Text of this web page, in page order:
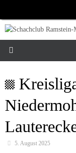
springen
5. August 2025